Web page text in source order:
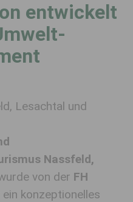
entwickelt
Lesachtal und
Nassfeld,
von der FH
konzeptionelles